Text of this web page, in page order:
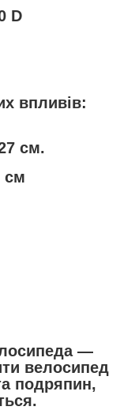
D
впливів:
см.
см
—
велосипед
подряпин,